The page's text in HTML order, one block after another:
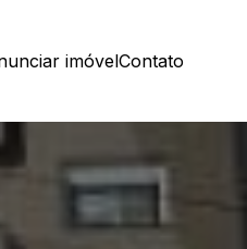
imóvelContato